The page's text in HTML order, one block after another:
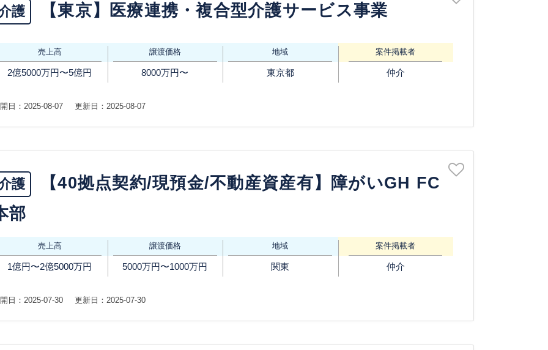
護 【東京】医療連携・複合型介護サービス事業
売上高
2億5000万円〜5億円
譲渡価格
8000万円〜
地域
東京都
案件掲載者
仲介
日：2025-08-07 更新日：2025-08-07
護
【40拠点契約/現預金/不動産資産有】障がいGH FC
部
売上高
1億円〜2億5000万円
譲渡価格
5000万円〜1000万円
地域
関東
案件掲載者
仲介
日：2025-07-30 更新日：2025-07-30